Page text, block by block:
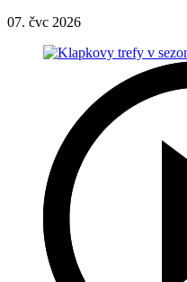
07. čvc 2026